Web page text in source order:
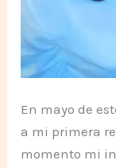
En mayo de
a mi primera
momento mi